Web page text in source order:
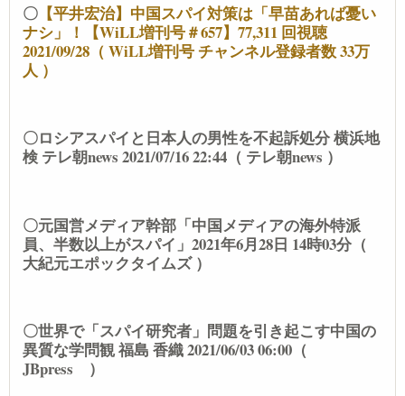
〇 【平井宏治】中国スパイ対策は「早苗あれば憂い
ナシ」！【WiLL増刊号＃657】77,311 回視聴
2021/09/28（ WiLL増刊号 チャンネル登録者数 33万
人 ）
〇ロシアスパイと日本人の男性を不起訴処分 横浜地
検 テレ朝news 2021/07/16 22:44（ テレ朝news ）
〇元国営メディア幹部「中国メディアの海外特派
員、半数以上がスパイ」2021年6月28日 14時03分（
大紀元エポックタイムズ ）
〇世界で「スパイ研究者」問題を引き起こす中国の
異質な学問観 福島 香織 2021/06/03 06:00（
JBpress ）